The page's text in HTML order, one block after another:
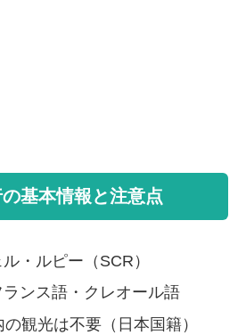
基本情報と注意点
・ルピー（SCR）
ンス語・クレオール語
観光は不要（日本国籍）